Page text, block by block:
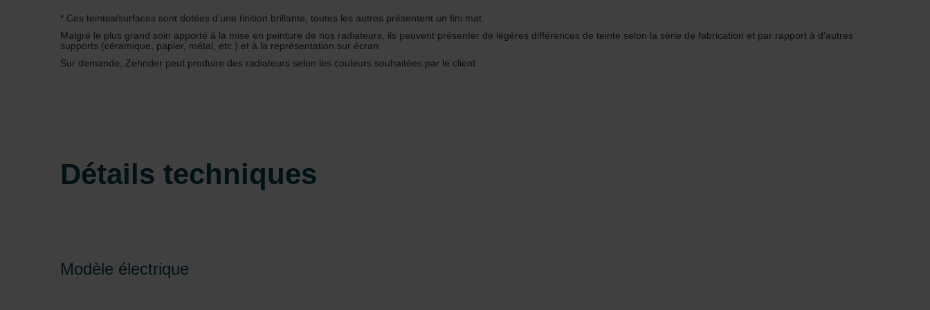
* Ces teintes/surfaces sont dotées d’une finition brillante, toutes les autres présentent un fini mat.
Malgré le plus grand soin apporté à la mise en peinture de nos radiateurs, ils peuvent présenter de légères différences de teinte selon la série de fabrication et par rapport à d’autres
supports (céramique, papier, métal, etc.) et à la représentation sur écran
Sur demande, Zehnder peut produire des radiateurs selon les couleurs souhaitées par le client.
Détails techniques
Modèle électrique